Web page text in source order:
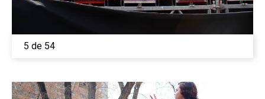
5 de 54